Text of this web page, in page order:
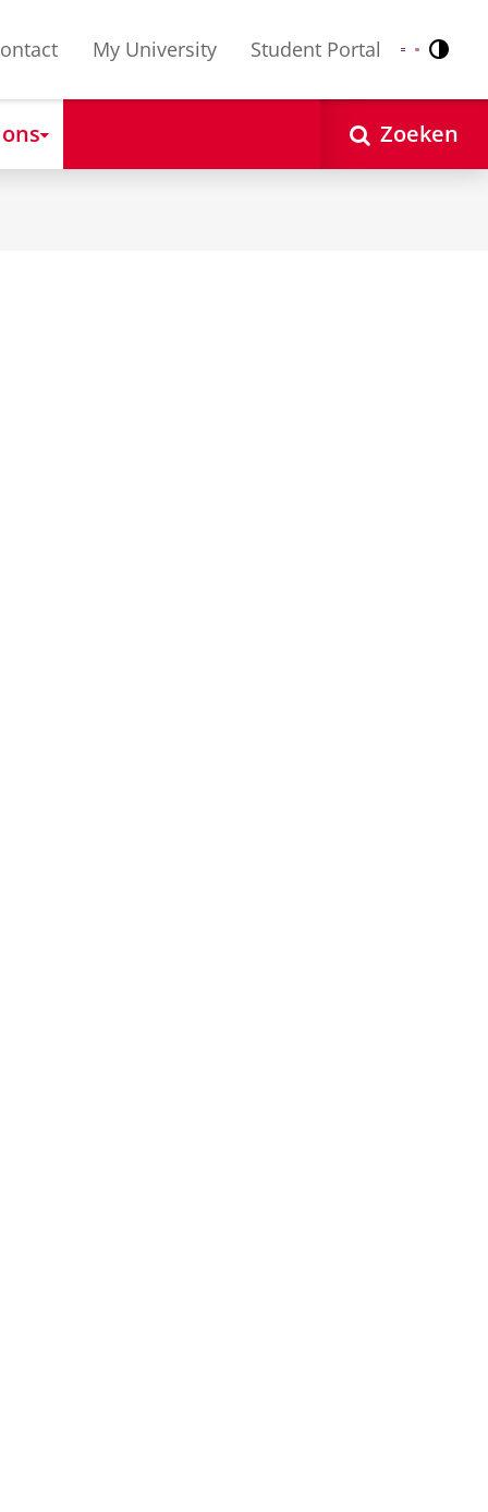
My University Student Portal Nederlands
English
Zoeken